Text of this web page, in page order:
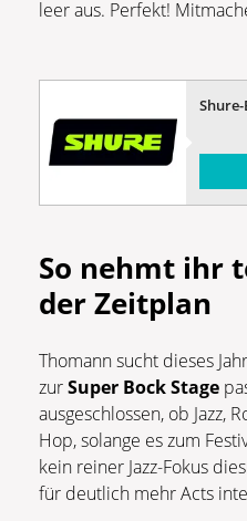
leer aus. Perfekt!
So nehmt ihr
der Zeitplan
Thomann sucht dieses
zurSuper Bock Stage
ausgeschlossen, ob Jazz,
Hop, solange es zum
kein reiner Jazz-Fokus
für deutlich mehr Acts